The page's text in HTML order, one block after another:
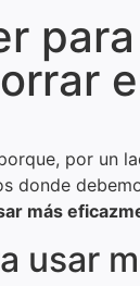
por un
donde
más
usar